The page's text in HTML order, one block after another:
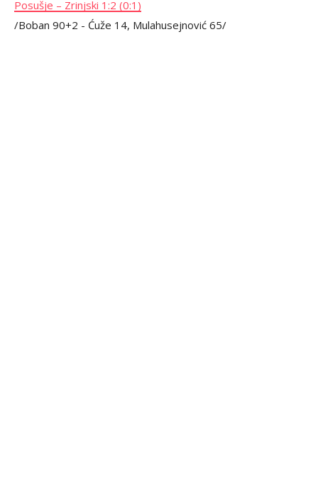
Posušje – Zrinjski 1:2 (0:1)
/Boban 90+2 - Ćuže 14, Mulahusejnović 65/